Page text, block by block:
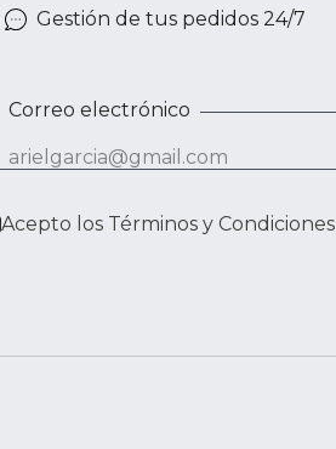
Gestión de tus pedidos 24/7
Correo electrónico
Acepto los Términos y Condiciones